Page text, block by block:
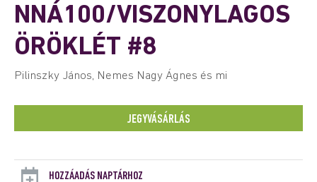
NNÁ100/VISZONYLAGOS
ÖRÖKLÉT #8
Pilinszky János, Nemes Nagy Ágnes és mi
JEGYVÁSÁRLÁS
HOZZÁADÁS NAPTÁRHOZ